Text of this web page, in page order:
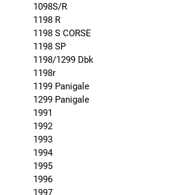
1098S/R
1198 R
1198 S CORSE
1198 SP
1198/1299 Dbk
1198r
1199 Panigale
1299 Panigale
1991
1992
1993
1994
1995
1996
1997